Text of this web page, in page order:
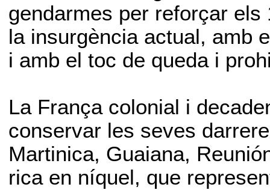
gendarmes per reforçar
la insurgència actual, amb
i amb el toc de queda i
La França colonial i
conservar les seves
Martinica, Guaiana,
rica en níquel, que